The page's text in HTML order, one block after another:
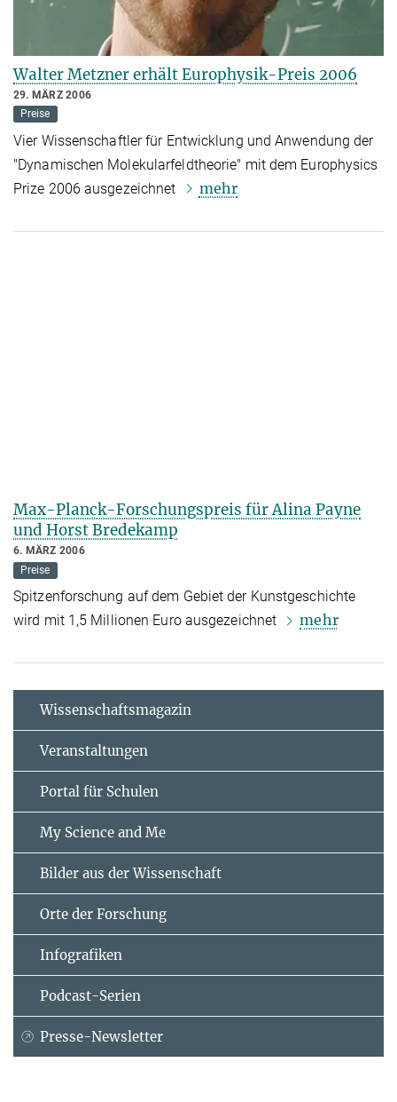
Walter Metzner erhält Europhysik-Preis 2006
29. MÄRZ 2006
Preise
Vier Wissenschaftler für Entwicklung und Anwendung der
"Dynamischen Molekularfeldtheorie" mit dem Europhysics
Prize 2006 ausgezeichnet
mehr
Max-Planck-Forschungspreis für Alina Payne
und Horst Bredekamp
6. MÄRZ 2006
Preise
Spitzenforschung auf dem Gebiet der Kunstgeschichte
wird mit 1,5 Millionen Euro ausgezeichnet
mehr
Wissenschaftsmagazin
Veranstaltungen
Portal für Schulen
My Science and Me
Bilder aus der Wissenschaft
Orte der Forschung
Infografiken
Podcast-Serien
Presse-Newsletter